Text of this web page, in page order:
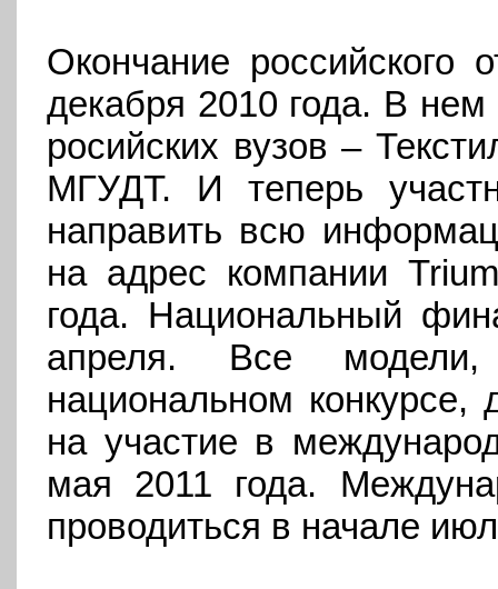
Окончание российского
декабря 2010 года. В нем
росийских вузов –
МГУДТ. И теперь
направить всю
на адрес компании
года. Национальный
апреля. Все
национальном конкурсе,
на участие в
мая 2011 года.
проводиться в начале